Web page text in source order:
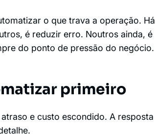
o que trava a operação. Há
é reduzir erro. Noutros ainda, é
do ponto de pressão do negócio.
primeiro
e custo escondido. A resposta